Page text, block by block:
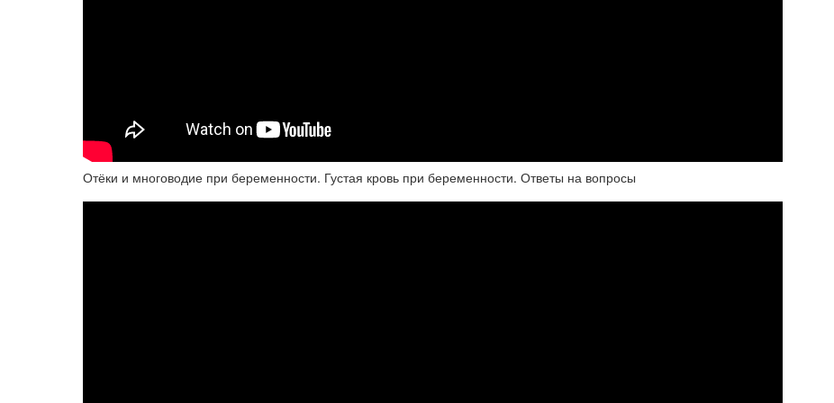
Отёки и многоводие при беременности. Густая кровь при беременности. Ответы на вопросы